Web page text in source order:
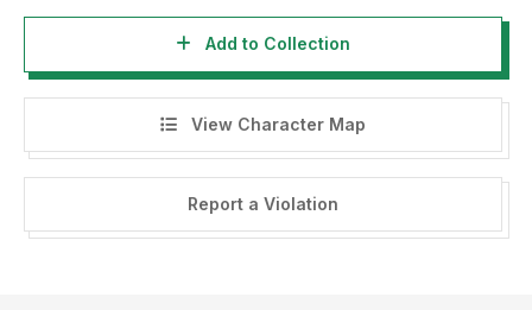
-------------------
INDONESIA:
ketentuan penggunaan font dibawah ini:
Add to Collection
View Character Map
Report a Violation